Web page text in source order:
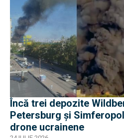
Încă trei depozite
Petersburg și
drone ucrainene